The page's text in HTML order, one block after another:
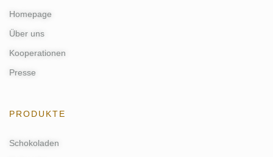
Homepage
Über uns
Kooperationen
Presse
PRODUKTE
Schokoladen